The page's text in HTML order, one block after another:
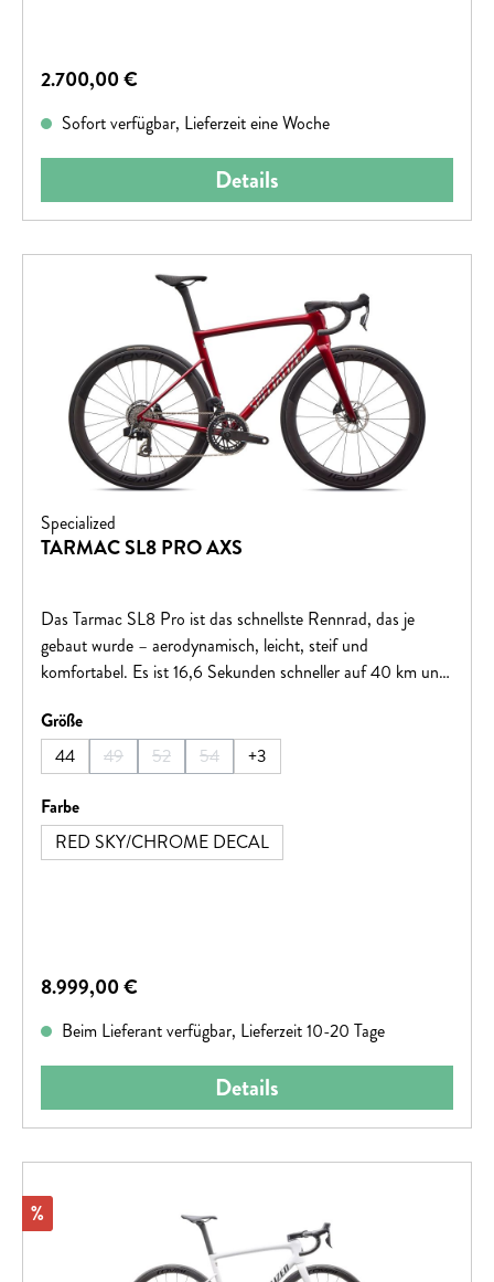
Regulärer Preis:
2.700,00 €
Sofort verfügbar, Lieferzeit eine Woche
Details
Specialized
TARMAC SL8 PRO AXS
Das Tarmac SL8 Pro ist das schnellste Rennrad, das je
gebaut wurde – aerodynamisch, leicht, steif und
komfortabel. Es ist 16,6 Sekunden schneller auf 40 km und
präzises Schalten und müheloses Bremsen.
Größeauswählen
44
49
(Diese Option ist zurzeit nicht verfügbar.)
52
(Diese Option ist zurzeit nicht verfügbar.)
54
(Diese Option ist zurzeit nicht verfügbar.)
+3
Farbeauswählen
RED SKY/CHROME DECAL
Regulärer Preis:
8.999,00 €
Beim Lieferant verfügbar, Lieferzeit 10-20 Tage
Details
Rabatt
%